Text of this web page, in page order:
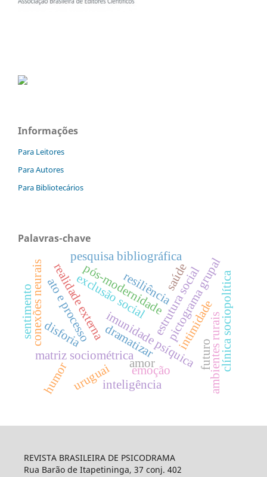
Informações
Para Leitores
Para Autores
Para Bibliotecários
Palavras-chave
exclusão social
imunidade psíquica
pictograma grupal
dramatizar
matriz sociométrica
realidade externa estrutura social
pesquisa bibliográfica
amor
intimidade
pós-modernidade
resiliênciasaúde
ato e processo clínica sociopolítica
ambientes rurais
uruguai emoção
inteligência
conexões neuraisdisforia
sentimento
humor
futuro
REVISTA BRASILEIRA DE PSICODRAMA
Rua Barão de Itapetininga, 37 conj. 402